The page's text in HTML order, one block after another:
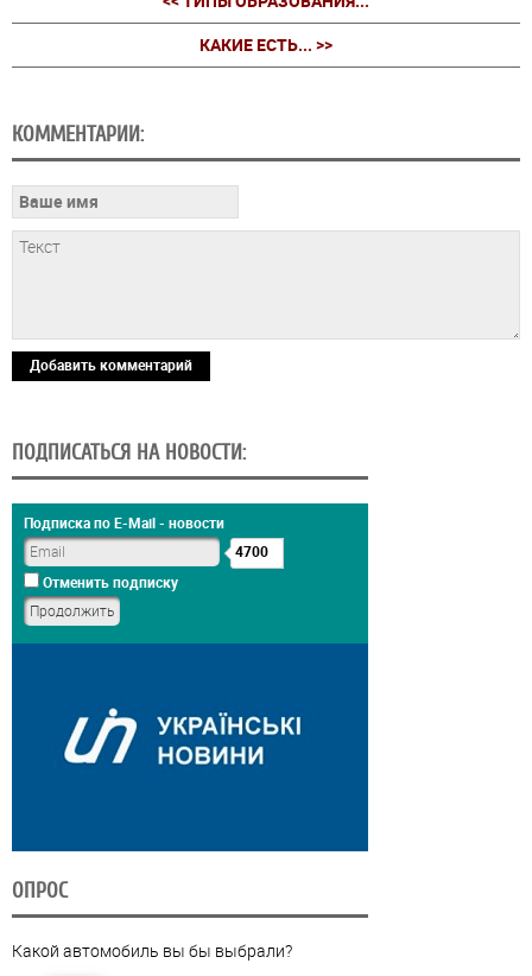
КАКИЕ ЕСТЬ... >>
КОММЕНТАРИИ:
Добавить комментарий
ПОДПИСАТЬСЯ НА НОВОСТИ:
Подписка по E-Mail - новости
4700
Отменить подписку
ОПРОС
Какой автомобиль вы бы выбрали?